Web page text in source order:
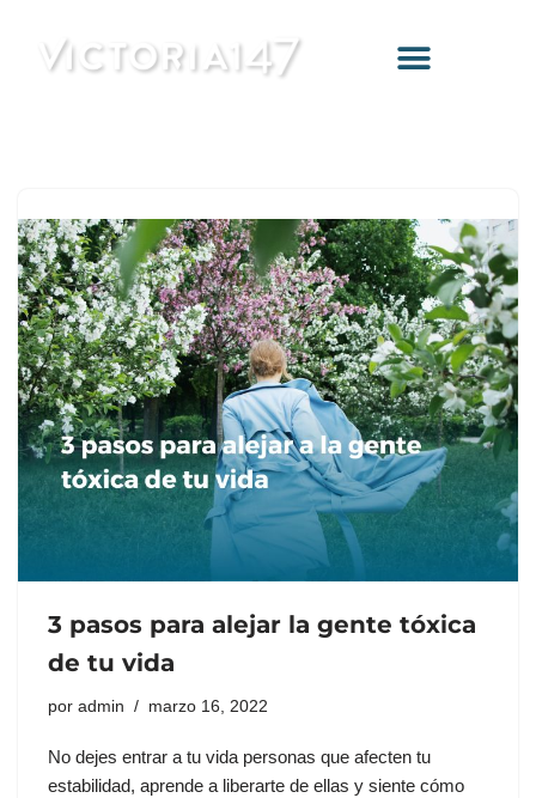
3 pasos para alejar la gente tóxica
de tu vida
por admin marzo 16, 2022
No dejes entrar a tu vida personas que afecten tu
estabilidad, aprende a liberarte de ellas y siente cómo